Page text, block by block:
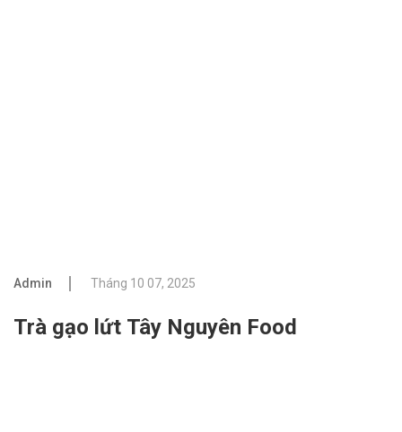
Admin Tháng 10 07, 2025
Trà gạo lứt Tây Nguyên Food